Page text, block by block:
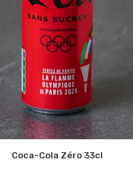
Coca-Cola Zéro 33cl